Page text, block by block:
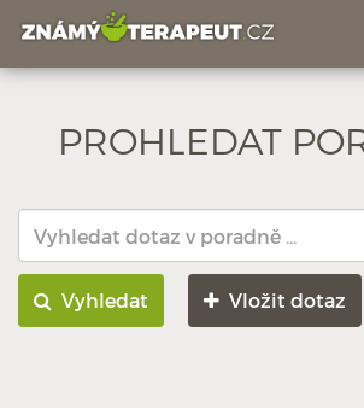
PROHLEDAT
Vyhledat Vložit dotaz